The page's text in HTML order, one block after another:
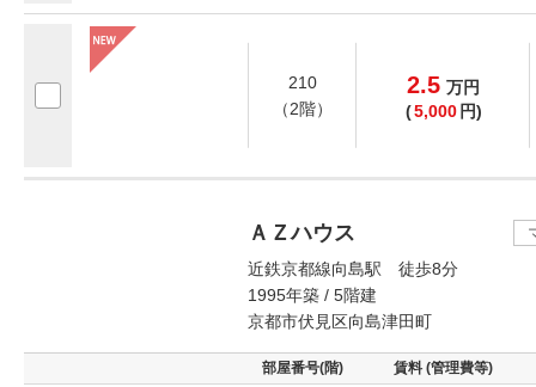
210
（2階）
2.5 万円
(5,000 円)
ＡＺハウス
近鉄京都線向島駅 徒歩8分
1995年築 / 5階建
京都市伏見区向島津田町
部屋番号(階) 賃料 (管理費等)